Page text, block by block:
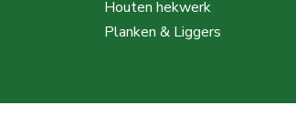
Houten hekwerk
Planken & Liggers